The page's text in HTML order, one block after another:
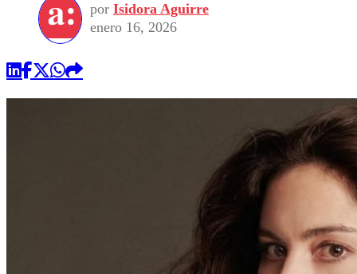
por Isidora Aguirre
enero 16, 2026